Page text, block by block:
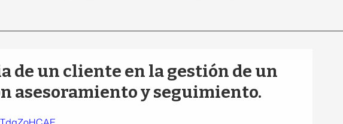
de un cliente en la gestión de un
asesoramiento y seguimiento.